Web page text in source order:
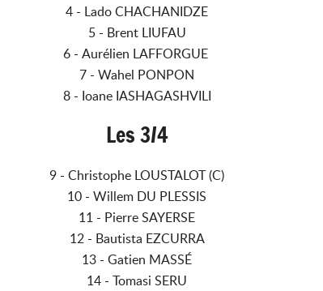
4 - Lado CHACHANIDZE
5 - Brent LIUFAU
6 - Aurélien LAFFORGUE
7 - Wahel PONPON
8 - Ioane IASHAGASHVILI
Les 3/4
9 - Christophe LOUSTALOT (C)
10 - Willem DU PLESSIS
11 - Pierre SAYERSE
12 - Bautista EZCURRA
13 - Gatien MASSÉ
14 - Tomasi SERU